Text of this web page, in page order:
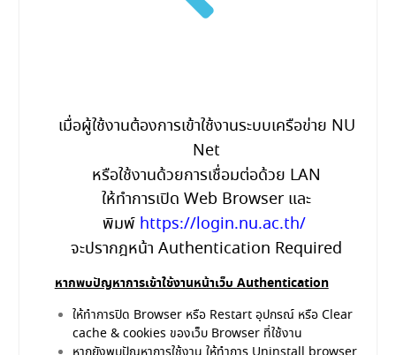
เมื่อผู้ใช้งานต้องการเข้าใช้งานระบบเครือข่าย NU
Net
หรือใช้งานด้วยการเชื่อมต่อด้วย LAN
ให้ทำการเปิด Web Browser และ
พิมพ์ https://login.nu.ac.th/
จะปรากฎหน้า Authentication Required
หากพบปัญหาการเข้าใช้งานหน้าเว็บ Authentication
ให้ทำการปิด Browser หรือ Restart อุปกรณ์ หรือ Clear
cache & cookies ของเว็บ Browser ที่ใช้งาน